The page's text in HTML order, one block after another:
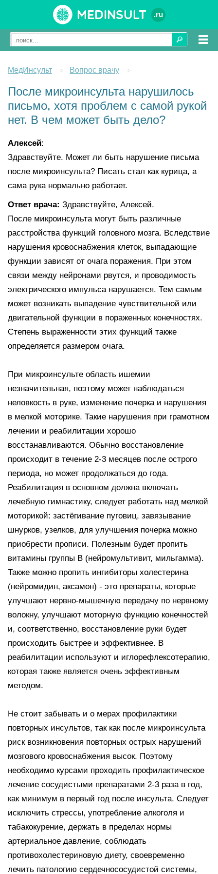
Medinsult .ru
МедИнсульт -> Вопрос врачу ->
После микроинсульта нарушилось
письмо, хотя проблем с самой рукой
нет. В чем может быть дело?
Алексей:
Здравствуйте. Может ли быть нарушение письма
после микроинсульта? Писать стал как курица, а
сама рука нормально работает.
Ответ врача: Здравствуйте, Алексей.
После микроинсульта могут быть различные
расстройства функций головного мозга. Вследствие
нарушения кровоснабжения клеток, выпадающие
функции зависят от очага поражения. При этом
связи между нейронами рвутся, и проводимость
электрического импульса нарушается. Тем самым
может возникать выпадение чувствительной или
двигательной функции в пораженных конечностях.
Степень выраженности этих функций также
определяется размером очага.
При микроинсульте область ишемии
незначительная, поэтому может наблюдаться
неловкость в руке, изменение почерка и нарушения
в мелкой моторике. Такие нарушения при грамотном
лечении и реабилитации хорошо
восстанавливаются. Обычно восстановление
происходит в течение 2-3 месяцев после острого
периода, но может продолжаться до года.
Реабилитация в основном должна включать
лечебную гимнастику, следует работать над мелкой
моторикой: застёгивание пуговиц, завязывание
шнурков, узелков, для улучшения почерка можно
приобрести прописи. Полезным будет пропить
витамины группы В (нейромультивит, мильгамма).
Также можно пропить ингибиторы холестерина
(нейромидин, аксамон) - это препараты, которые
улучшают нервно-мышечную передачу по нервному
волокну, улучшают моторную функцию конечностей
и, соответственно, восстановление руки будет
происходить быстрее и эффективнее. В
реабилитации используют и иглорефлексотерапию,
которая также является очень эффективным
методом.
Не стоит забывать и о мерах профилактики
повторных инсультов, так как после микроинсульта
риск возникновения повторных острых нарушений
мозгового кровоснабжения высок. Поэтому
необходимо курсами проходить профилактическое
лечение сосудистыми препаратами 2-3 раза в год,
как минимум в первый год после инсульта. Следует
исключить стрессы, употребление алкоголя и
табакокурение, держать в пределах нормы
артериальное давление, соблюдать
противохолестериновую диету, своевременно
лечить патологию сердечнососудистой системы,